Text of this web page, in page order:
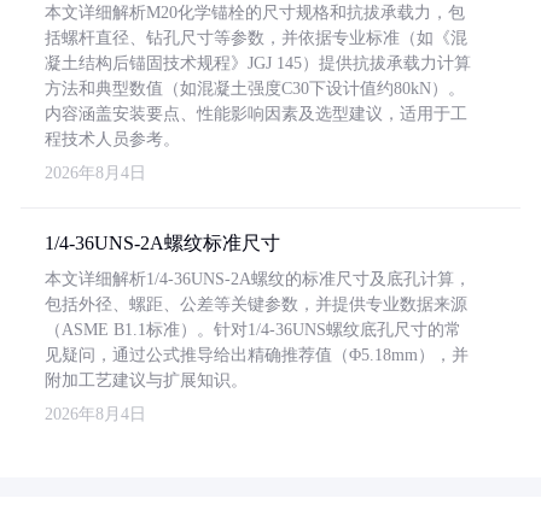
本文详细解析M20化学锚栓的尺寸规格和抗拔承载力，包
括螺杆直径、钻孔尺寸等参数，并依据专业标准（如《混
凝土结构后锚固技术规程》JGJ 145）提供抗拔承载力计算
方法和典型数值（如混凝土强度C30下设计值约80kN）。
内容涵盖安装要点、性能影响因素及选型建议，适用于工
程技术人员参考。
2026年8月4日
1/4-36UNS-2A螺纹标准尺寸
本文详细解析1/4-36UNS-2A螺纹的标准尺寸及底孔计算，
包括外径、螺距、公差等关键参数，并提供专业数据来源
（ASME B1.1标准）。针对1/4-36UNS螺纹底孔尺寸的常
见疑问，通过公式推导给出精确推荐值（Φ5.18mm），并
附加工艺建议与扩展知识。
2026年8月4日